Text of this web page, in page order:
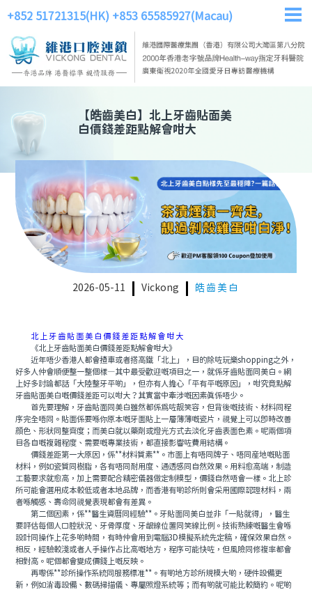
+852 51721315(HK) +853 65585927(Macau)
【皓齒美白】 北上牙齒貼面美
白價錢差距點解會咁大
2026-05-11 Vickong 皓齒美白
北上牙齒貼面美白價錢差距點解會咁大
《北上牙齒貼面美白價錢差距點解會咁大》
近年唔少香港人都會揸車或者搭高鐵「北上」，目的除咗玩樂shopping之外，
好多人仲會順便整一整個樣—其中最受歡迎嘅項目之一，就係牙齒貼面同美白。網
上好多討論都話「大陸整牙平啲」，但亦有人擔心「平有平嘅原因」，咁究竟點解
牙齒貼面美白嘅價錢差距可以咁大？其實當中牽涉嘅因素真係唔少。
首先要理解，牙齒貼面同美白雖然都係爲咗靓笑容，但背後嘅技術、材料同程
序完全唔同。貼面係要喺你原本嘅牙面貼上一層薄薄嘅瓷片，視覺上可以即時改善
顔色、形狀同整齊度；而美白就以藥劑或燈光方式去淡化牙齒表面色素。呢兩個項
目各自嘅複雜程度、需要嘅專業技術，都直接影響咗費用結構。
價錢差距第一大原因，係**材料質素**。市面上有唔同牌子、唔同産地嘅貼面
材料，例如瓷質同樹脂，各有唔同耐用度、通透感同自然效果。用料愈高端，制造
工藝要求就愈高，加上需要配合精密儀器做定制模型，價錢自然唔會一樣。北上診
所可能會選用成本較低或者本地品牌，而香港有啲診所則會采用國際認證材料，兩
者喺觸感、壽命同視覺表現都會有差異。
第二個因素，係**醫生資曆同經驗**。牙貼面同美白並非「一貼就得」，醫生
要評估每個人口腔狀況、牙骨厚度、牙龈線位置同笑線比例。技術熟練嘅醫生會喺
設計同操作上花多啲時間，有時仲會用到電腦3D模擬系統先定稿，確保效果自然。
相反，經驗較淺或者人手操作占比高嘅地方，程序可能快咗，但風險同修複率都會
相對高。呢個都會變成價錢上嘅反映。
再嚟係**診所操作系統同服務標准**。有啲地方診所規模大啲，硬件設備更
新，例如消毒設備、數碼掃描儀、專屬照燈系統等；而有啲就可能比較簡約。呢啲